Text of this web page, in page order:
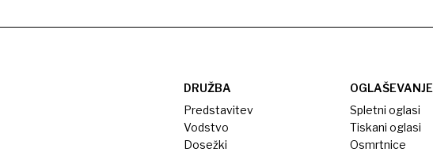
DRUŽBA
Predstavitev
Vodstvo
Dosežki
OGLAŠEVANJE
Spletni oglasi
Tiskani oglasi
Osmrtnice